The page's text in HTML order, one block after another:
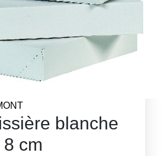
blanche
cm